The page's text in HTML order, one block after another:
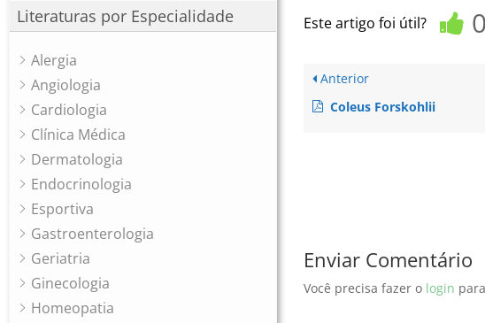
Literaturas por Especialidade
Alergia
Angiologia
Cardiologia
Clínica Médica
Dermatologia
Endocrinologia
Esportiva
Gastroenterologia
Geriatria
Ginecologia
Homeopatia
Este artigo foi útil? 0
Anterior
Coleus Forskohlii
Enviar Comentário
Você precisa fazer o login